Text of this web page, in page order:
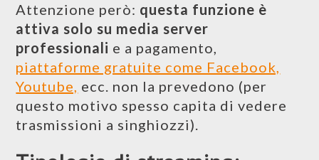
Attenzione però: questa funzione è
attiva solo su media server
professionali e a pagamento,
piattaforme gratuite come Facebook,
Youtube, ecc. non la prevedono (per
questo motivo spesso capita di vedere
trasmissioni a singhiozzi).